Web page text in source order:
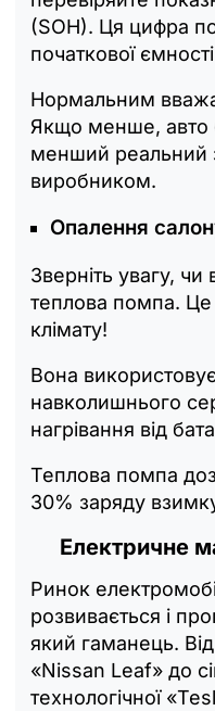
(SOH). Ця цифра
початкової
Нормальним
Якщо менше, авто
менший реальний
виробником.
Опалення
Зверніть увагу,
теплова помпа.
клімату!
Вона
навколишнього
нагрівання від
Теплова помпа
30% заряду
Електричне
Ринок
розвивається і
який гаманець.
«Nissan Leaf» до
технологічної